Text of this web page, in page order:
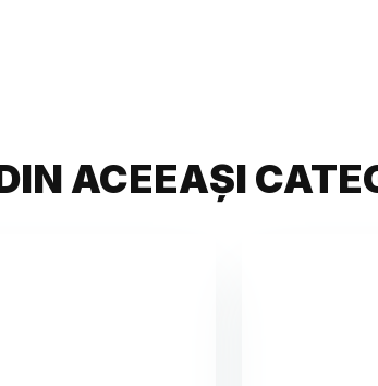
ACEEAȘI